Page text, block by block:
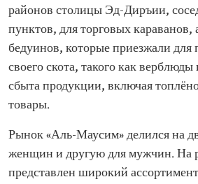
районов столицы Эд-Диръии,
пунктов, для торговых караванов,
бедуинов, которые приезжали для
своего скота, такого как
сбыта продукции, включая
товары.
Рынок «Аль-Маусим» делился на
женщин и другую для мужчин. На
представлен широкий